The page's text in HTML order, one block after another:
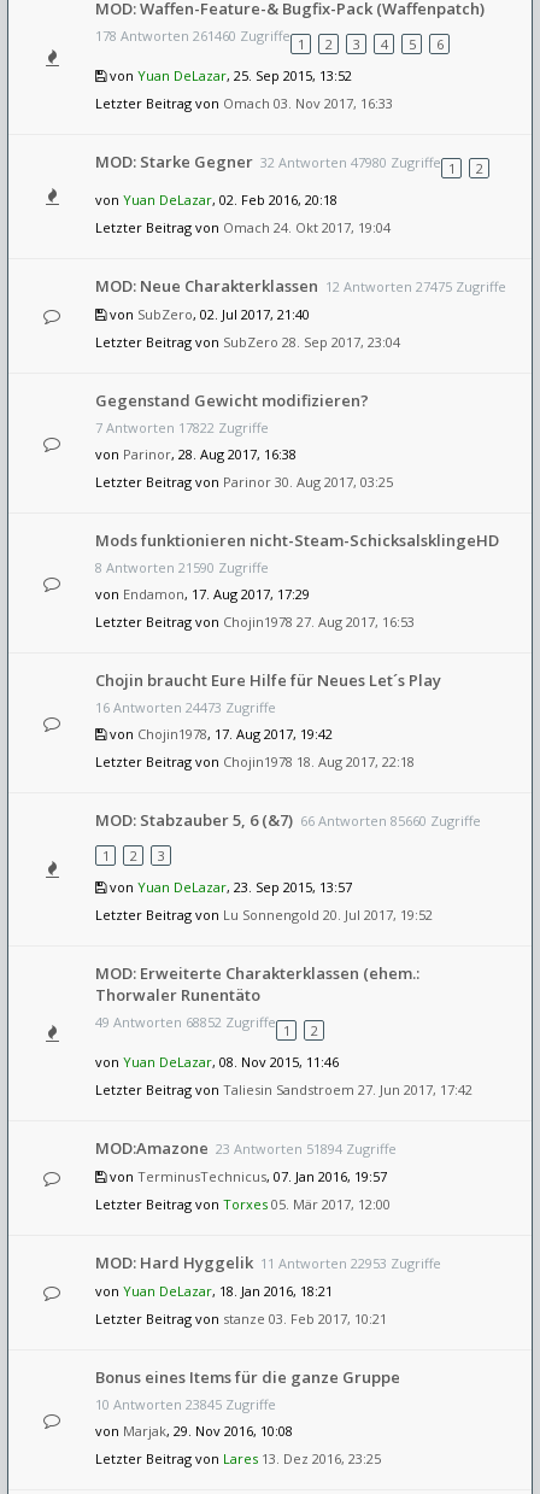
MOD: Waffen-Feature-& Bugfix-Pack (Waffenpatch)
178 Antworten 261460 Zugriffe 1 2 3 4 5
6
von Yuan DeLazar, 25. Sep 2015, 13:52
Letzter Beitrag von Omach 03. Nov 2017, 16:33
MOD: Starke Gegner 32 Antworten 47980 Zugriffe 1
2
von Yuan DeLazar, 02. Feb 2016, 20:18
Letzter Beitrag von Omach 24. Okt 2017, 19:04
MOD: Neue Charakterklassen 12 Antworten 27475 Zugriffe
von SubZero, 02. Jul 2017, 21:40
Letzter Beitrag von SubZero 28. Sep 2017, 23:04
Gegenstand Gewicht modifizieren?
7 Antworten 17822 Zugriffe
von Parinor, 28. Aug 2017, 16:38
Letzter Beitrag von Parinor 30. Aug 2017, 03:25
Mods funktionieren nicht-Steam-SchicksalsklingeHD
8 Antworten 21590 Zugriffe
von Endamon, 17. Aug 2017, 17:29
Letzter Beitrag von Chojin1978 27. Aug 2017, 16:53
Chojin braucht Eure Hilfe für Neues Let´s Play
16 Antworten 24473 Zugriffe
von Chojin1978, 17. Aug 2017, 19:42
Letzter Beitrag von Chojin1978 18. Aug 2017, 22:18
MOD: Stabzauber 5, 6 (&7) 66 Antworten 85660 Zugriffe
1
2
3
von Yuan DeLazar, 23. Sep 2015, 13:57
Letzter Beitrag von Lu Sonnengold 20. Jul 2017, 19:52
MOD: Erweiterte Charakterklassen (ehem.:
Thorwaler Runentäto
49 Antworten 68852 Zugriffe 1
2
von Yuan DeLazar, 08. Nov 2015, 11:46
Letzter Beitrag von Taliesin Sandstroem 27. Jun 2017, 17:42
MOD:Amazone 23 Antworten 51894 Zugriffe
von TerminusTechnicus, 07. Jan 2016, 19:57
Letzter Beitrag von Torxes 05. Mär 2017, 12:00
MOD: Hard Hyggelik 11 Antworten 22953 Zugriffe
von Yuan DeLazar, 18. Jan 2016, 18:21
Letzter Beitrag von stanze 03. Feb 2017, 10:21
Bonus eines Items für die ganze Gruppe
10 Antworten 23845 Zugriffe
von Marjak, 29. Nov 2016, 10:08
Letzter Beitrag von Lares 13. Dez 2016, 23:25